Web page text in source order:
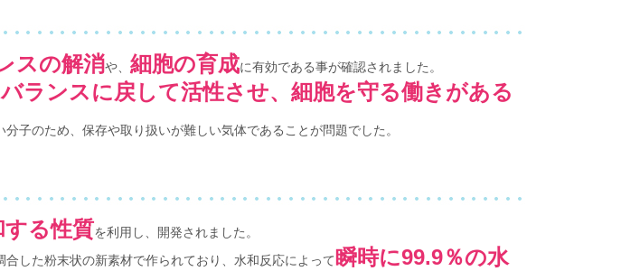
スの解消や、 細胞の育成に有効である事が確認されました。
ランスに戻して活性させ、細胞を守る働きがある
子のため、保存や取り扱いが難しい気体であることが問題でした。
る性質を利用し、開発されました。
合した粉末状の新素材で作られており、水和反応によって瞬時に99.9％の水